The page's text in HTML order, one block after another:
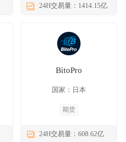
24H交易量：1414.15亿
BitoPro
国家：日本
期货
24H交易量：608.62亿